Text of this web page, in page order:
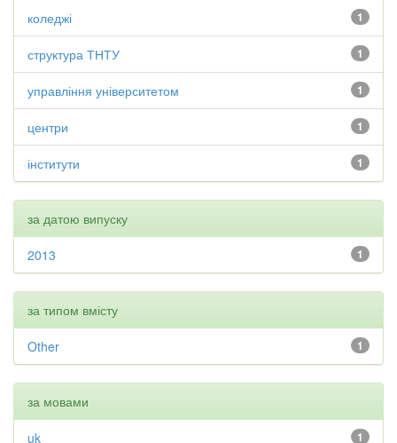
1
коледжі
1
структура ТНТУ
1
управління університетом
1
центри
1
інститути
за датою випуску
1
2013
за типом вмісту
1
Other
за мовами
1
uk